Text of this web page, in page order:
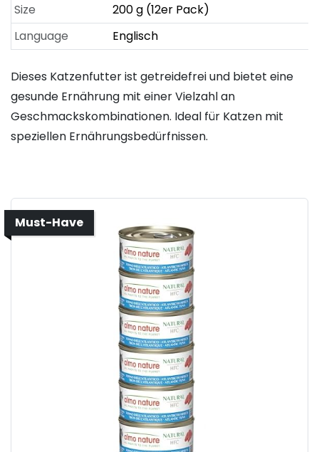
Size
200 g (12er Pack)
Language
Englisch
Dieses Katzenfutter ist getreidefrei und bietet eine
gesunde Ernährung mit einer Vielzahl an
Geschmackskombinationen. Ideal für Katzen mit
speziellen Ernährungsbedürfnissen.
Must-Have